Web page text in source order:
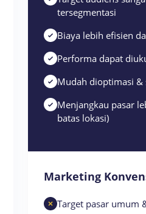
tersegmentasi
Biaya lebih efisien
Performa dapat
Mudah dioptimasi &
Menjangkau pasar
batas lokasi)
Marketing
Target pasar umum